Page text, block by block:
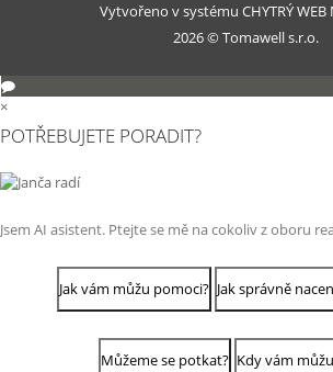
Vytvořeno v systému CHYTRÝ WEB
2026 © Tomawell s.r.o.
×
POTŘEBUJETE PORADIT?
Jsem AI asistent. Ptejte se mě na cokoliv z oboru
Jak vám můžu pomoci? Jak správně
Můžeme se potkat? Kdy vám